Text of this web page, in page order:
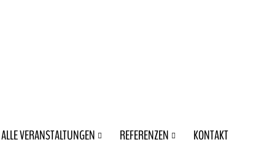
ALLE VERANSTALTUNGEN REFERENZEN KONTAKT